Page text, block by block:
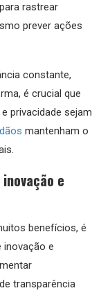
rastrear
prever ações
constante,
é crucial que
privacidade sejam
mantenham o
e
benefícios, é
inovação e
transparência